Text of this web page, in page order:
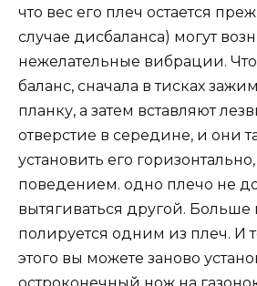
что вес его плеч остается
случае дисбаланса) могут
нежелательные вибрации.
баланс, сначала в тисках
планку, а затем вставляют
отверстие в середине, и они
установить его
поведением. одно плечо не
вытягиваться другой. Больше
полируется одним из плеч. И
этого вы можете заново
остроконечный нож на